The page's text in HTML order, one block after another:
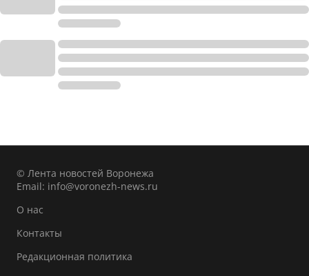
© Лента новостей Воронежа
Email: info@voronezh-news.ru
О нас
Контакты
Редакционная политика